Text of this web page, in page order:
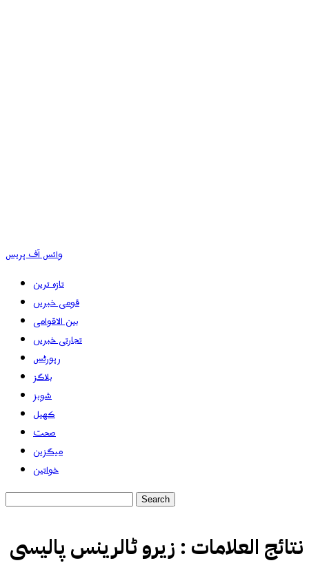
وائس آف پریس
تازہ ترین
قومی خبریں
بین الاقوامی
تجارتی خبریں
رپورٹس
بلاگز
شوبز
کھیل
صحت
میگزین
خواتین
نتائج العلامات : زیرو ٹالرینس پالیسی